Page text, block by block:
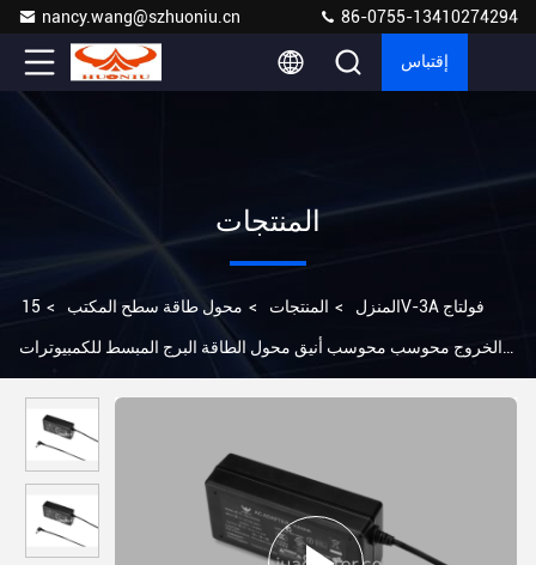
nancy.wang@szhuoniu.cn 86-0755-13410274294
إقتباس
المنتجات
المنزل > المنتجات > محول طاقة سطح المكتب > 15V-3A فولتاج
الخروج محوسب محوسب أنيق محول الطاقة البرج المبسط للكمبيوترات